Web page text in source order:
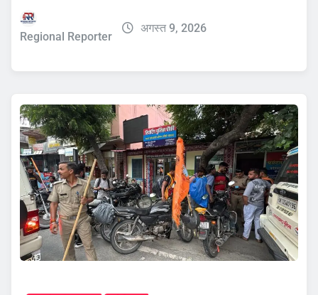
Regional Reporter
अगस्त 9, 2026